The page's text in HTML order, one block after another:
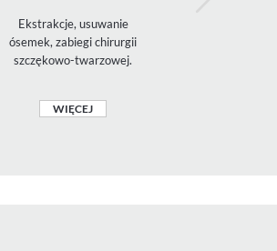
Ekstrakcje, usuwanie
ósemek, zabiegi chirurgii
szczękowo-twarzowej.
WIĘCEJ